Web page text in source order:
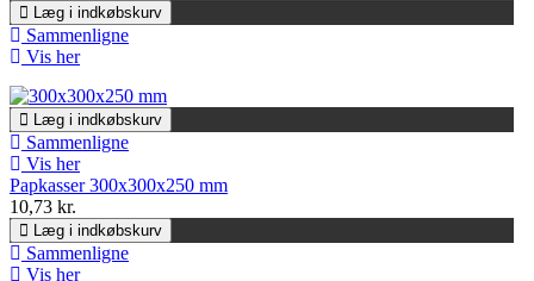
Læg i indkøbskurv
Sammenligne
Vis her
Læg i indkøbskurv
Sammenligne
Vis her
Papkasser 300x300x250 mm
10,73 kr.
Læg i indkøbskurv
Sammenligne
Vis her